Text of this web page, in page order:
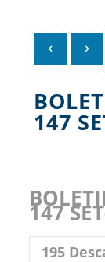
147
147
195